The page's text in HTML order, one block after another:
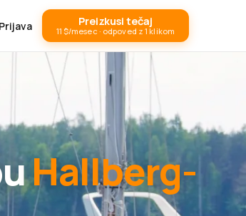
Prijava Preizkusi tečaj
11 $/mesec · odpoved z 1 klikom
Hallberg-